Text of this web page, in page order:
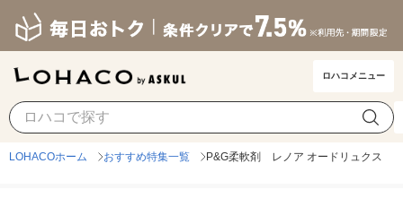
ロハコメニュー
LOHACOホーム おすすめ特集一覧 P&G柔軟剤 レノア オードリュクス